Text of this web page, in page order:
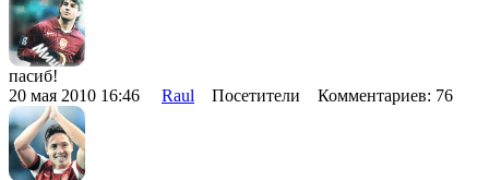
пасиб!
20 мая 2010 16:46 Raul Посетители Комментариев: 76